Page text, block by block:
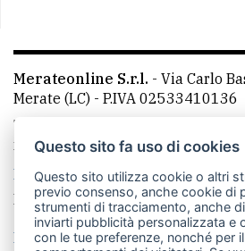
Merateonline S.r.l. - Via Carlo
Merate (LC) - P.IVA 02533410136
Telefono:
mail: redazione@merateonline.it
La redazione
CasateOnline
Made by VIP
Privacy policy Cookie policy
Questo sito fa uso di cookies
Questo sito utilizza cookie o altri
previo consenso, anche cookie di
strumenti di tracciamento, anche
inviarti pubblicità personalizzata e
con le tue preferenze, nonché per